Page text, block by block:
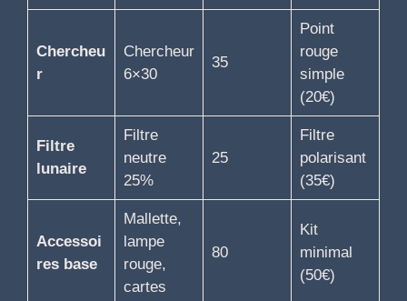
Chercheu
r
Chercheur
6×30
35
Point
rouge
simple
(20€)
Filtre
lunaire
Filtre
neutre
25%
25
Filtre
polarisant
(35€)
Accessoi
res base
Mallette,
lampe
rouge,
cartes
80
Kit
minimal
(50€)